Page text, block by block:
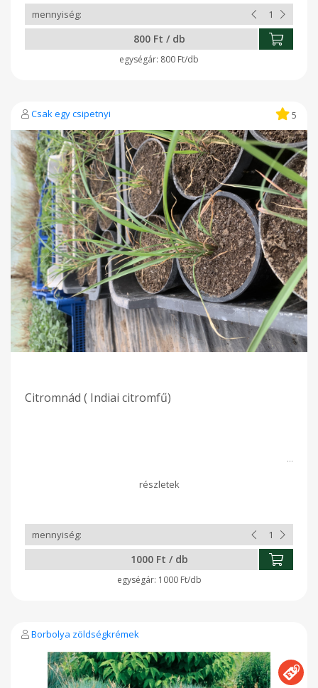
800 Ft / db
800 Ft/db
Csak egy csipetnyi 5
Citromnád ( Indiai citromfű)
1000 Ft / db
1000 Ft/db
Borbolya zöldségkrémek